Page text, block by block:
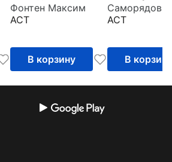
Фонтен Максим
АСТ
В корзину
АСТ
В корзину